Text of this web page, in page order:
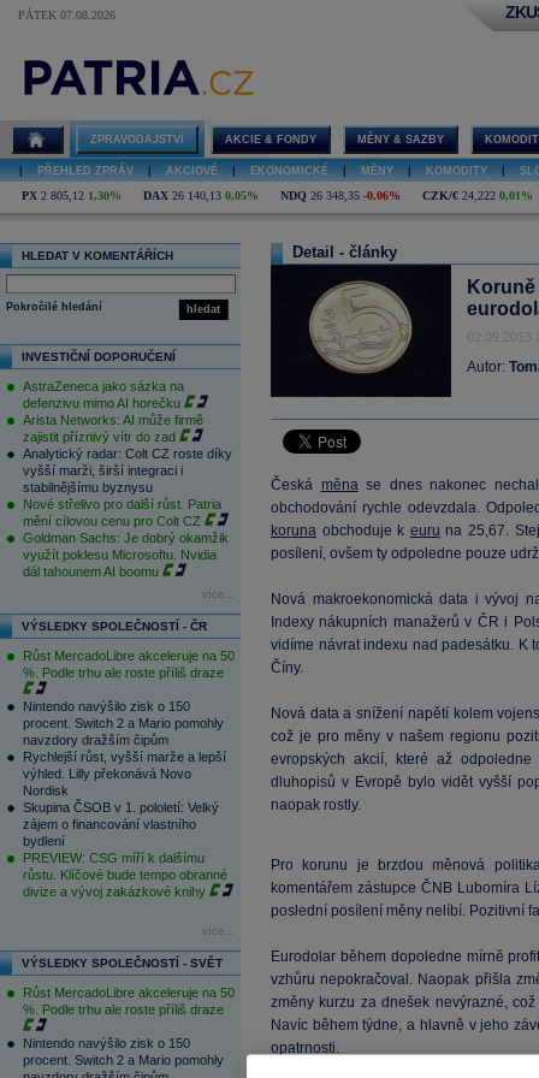
PÁTEK 07.08.2026
ZPRAVODAJSTVÍ AKCIE & FONDY MĚNY & SAZBY
PŘEHLED ZPRÁV AKCIOVÉ EKONOMICKÉ MĚNY KOMODITY
PX 2 805,12 1,30% DAX 26 140,13 0,05% NDQ 26 348,35 -0,06% CZK/€ 24,222 0,01%
HLEDAT V KOMENTÁŘÍCH
hledat
Pokročilé hledání
INVESTIČNÍ DOPORUČENÍ
AstraZeneca jako sázka na
defenzivu mimo AI horečku
Arista Networks: AI může firmě
zajistit příznivý vítr do zad
Analytický radar: Colt CZ roste díky
vyšší marži, širší integraci i
stabilnějšímu byznysu
Nové střelivo pro další růst. Patria
mění cílovou cenu pro Colt CZ
Goldman Sachs: Je dobrý okamžik
využít poklesu Microsoftu. Nvidia
dál tahounem AI boomu
více...
VÝSLEDKY SPOLEČNOSTÍ - ČR
Růst MercadoLibre akceleruje na 50
%. Podle trhu ale roste příliš draze
Nintendo navýšilo zisk o 150
procent. Switch 2 a Mario pomohly
navzdory dražším čipům
Rychlejší růst, vyšší marže a lepší
výhled. Lilly překonává Novo
Nordisk
Skupina ČSOB v 1. pololetí: Velký
zájem o financování vlastního
bydlení
PREVIEW: CSG míří k dalšímu
růstu. Klíčové bude tempo obranné
divize a vývoj zakázkové knihy
více...
VÝSLEDKY SPOLEČNOSTÍ - SVĚT
Růst MercadoLibre akceleruje na 50
%. Podle trhu ale roste příliš draze
Nintendo navýšilo zisk o 150
procent. Switch 2 a Mario pomohly
Detail - články
02.09.2013
Autor:
Česká měnase dnes nakonec
obchodování rychle odevzdala.
koruna obchoduje k euru na 25,67.
posílení, ovšem ty odpoledne pouze
Nová makroekonomická data i vývoj
Indexy nákupních manažerů v ČR i
vidíme návrat indexu nad padesátku. K
Číny.
Nová data a snížení napětí kolem
což je pro měny v našem regionu
evropských akcií, které až
dluhopisů v Evropě bylo vidět vyšší
naopak rostly.
Pro korunu je brzdou měnová
komentářem zástupce ČNB Lubomíra
poslední posílení měny nelíbí. Pozitivní
Eurodolar během dopoledne mírně
vzhůru nepokračoval. Naopak přišla
změny kurzu za dnešek nevýrazné,
Navíc během týdne, a hlavně v jeho
opatrnosti.